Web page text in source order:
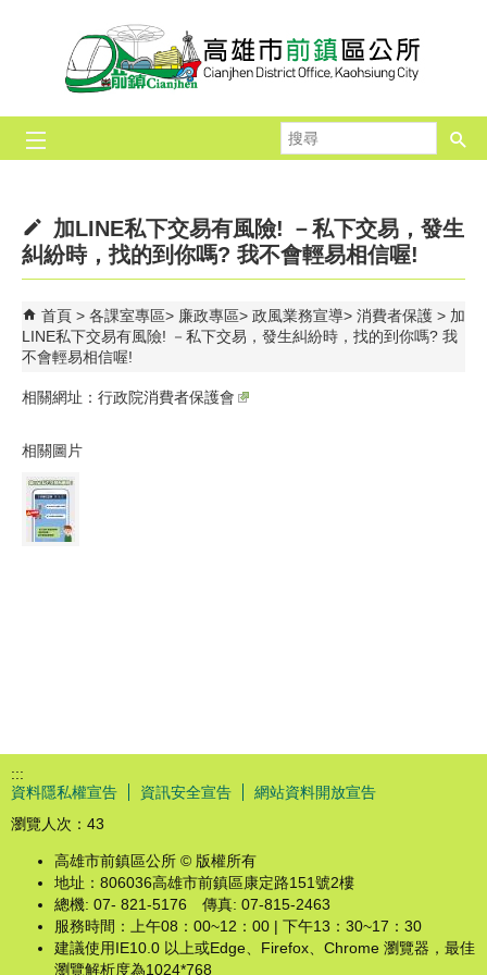
跳到主要內容區塊
尋
加LINE私下交易有風險! －私下交易，發生
糾紛時，找的到你嗎? 我不會輕易相信喔!
首頁 各課室專區 廉政專區 政風業務宣導 消費者保護
加
LINE私下交易有風險! －私下交易，發生糾紛時，找的到你嗎? 我
不會輕易相信喔!
相關網址： 行政院消費者保護會
相關圖片
:::
資料隱私權宣告
資訊安全宣告
網站資料開放宣告
瀏覽人次： 43
高雄市前鎮區公所 © 版權所有
地址：806036高雄市前鎮區康定路151號2樓
總機: 07- 821-5176 傳真: 07-815-2463
服務時間：上午08：00~12：00 | 下午13：30~17：30
建議使用IE10.0 以上或Edge、Firefox、Chrome 瀏覽器，最佳
瀏覽解析度為1024*768